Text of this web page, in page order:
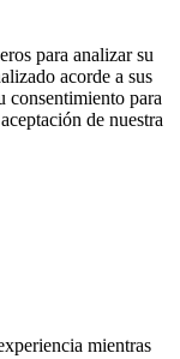
para analizar su
acorde a sus
consentimiento para
de nuestra
mientras